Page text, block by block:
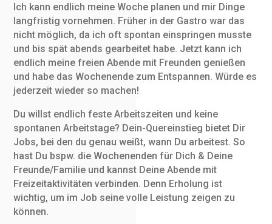
Ich kann endlich meine Woche planen und mir Dinge
langfristig vornehmen. Früher in der Gastro war das
nicht möglich, da ich oft spontan einspringen musste
und bis spät abends gearbeitet habe. Jetzt kann ich
endlich meine freien Abende mit Freunden genießen
und habe das Wochenende zum Entspannen. Würde es
jederzeit wieder so machen!
Du willst endlich feste Arbeitszeiten und keine
spontanen Arbeitstage? Dein-Quereinstieg bietet Dir
Jobs, bei den du genau weißt, wann Du arbeitest. So
hast Du bspw. die Wochenenden für Dich & Deine
Freunde/Familie und kannst Deine Abende mit
Freizeitaktivitäten verbinden. Denn Erholung ist
wichtig, um im Job seine volle Leistung zeigen zu
können.